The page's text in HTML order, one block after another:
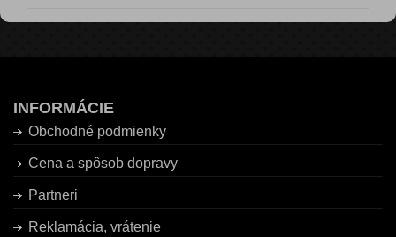
INFORMÁCIE
Obchodné podmienky
Cena a spôsob dopravy
Partneri
Reklamácia, vrátenie